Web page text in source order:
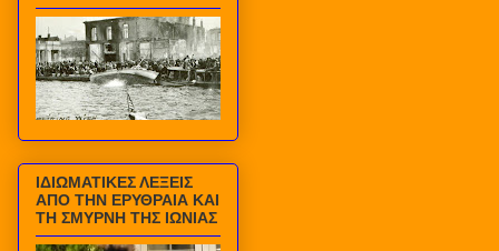
ΙΔΙΩΜΑΤΙΚΕΣ ΛΕΞΕΙΣ
ΑΠΟ ΤΗΝ ΕΡΥΘΡΑΙΑ ΚΑΙ
ΤΗ ΣΜΥΡΝΗ ΤΗΣ ΙΩΝΙΑΣ